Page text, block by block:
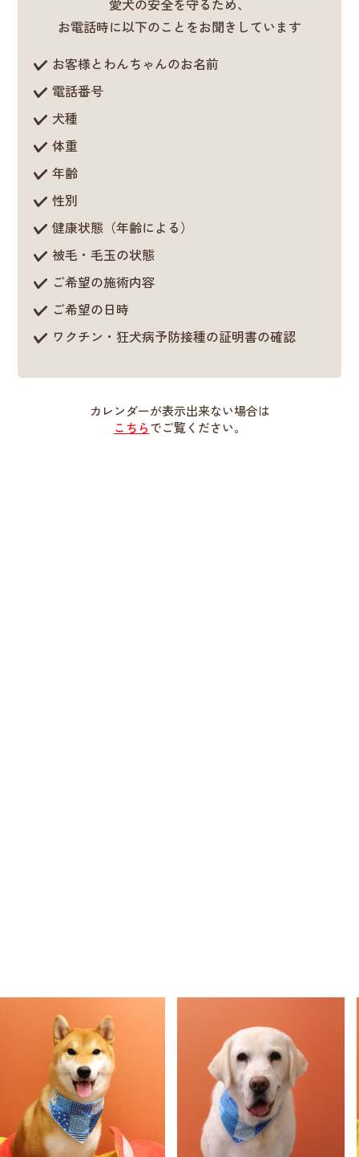
愛犬の安全を守るため、
お電話時に以下のことをお聞きしています
お客様とわんちゃんのお名前
電話番号
犬種
体重
年齢
性別
健康状態（年齢による）
被毛・毛玉の状態
ご希望の施術内容
ご希望の日時
ワクチン・狂犬病予防接種の証明書の確認
カレンダーが表示出来ない場合は
こちらでご覧ください。